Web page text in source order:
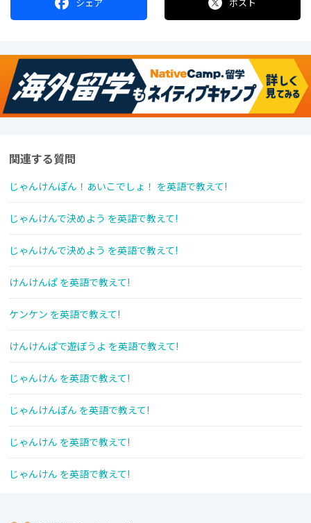
シェア ポスト
関連する質問
じゃんけんぽん！あいこでしょ！ を英語で教えて!
じゃんけんで決めよう を英語で教えて!
じゃんけんで決めよう を英語で教えて!
けんけんぱ を英語で教えて!
ケンケン を英語で教えて!
けんけんぱで遊ぼうよ を英語で教えて!
じゃんけん を英語で教えて!
じゃんけんぽん を英語で教えて!
じゃんけん を英語で教えて!
じゃんけん を英語で教えて!